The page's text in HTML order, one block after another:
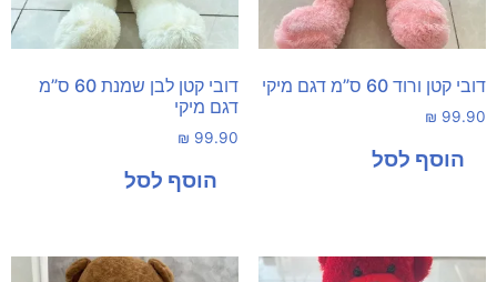
דובי קטן ורוד 60 ס”מ דגם מיקי
₪ 99.90
דובי קטן לבן שמנת 60 ס”מ
דגם מיקי
₪ 99.90